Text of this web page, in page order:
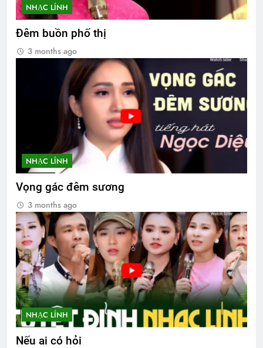
NHẠC LÍNH
Đêm buồn phố thị
3 months ago
NHẠC LÍNH
Vọng gác đêm sương
3 months ago
NHẠC LÍNH
Nếu ai có hỏi